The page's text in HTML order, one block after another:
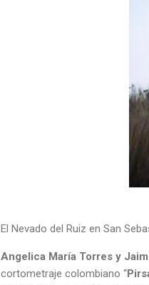
El Nevado del Ruiz en San
Angelica María Torres y
cortometraje colombiano “